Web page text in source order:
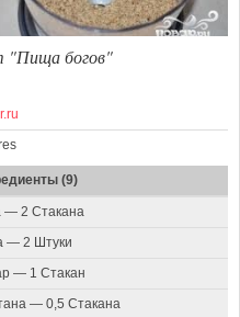
"Пища богов"
(9)
— 2 Стакана
— 2 Штуки
— 1 Стакан
— 0,5 Стакана